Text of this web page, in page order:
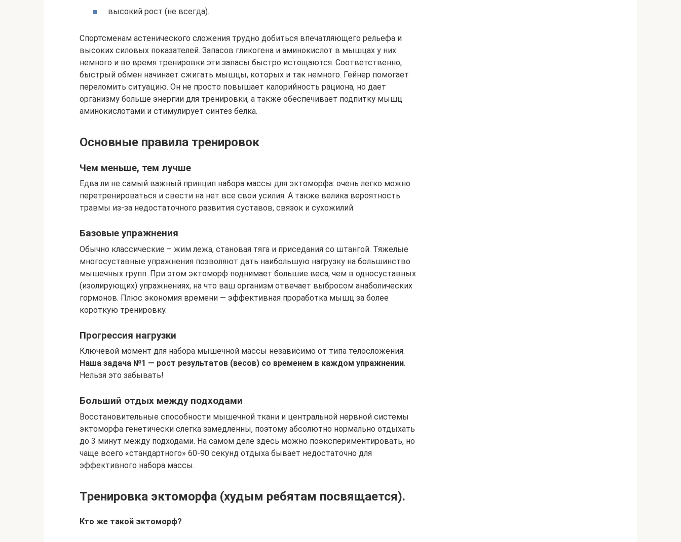
высокий рост (не всегда).
Спортсменам астенического сложения трудно добиться впечатляющего рельефа и
высоких силовых показателей. Запасов гликогена и аминокислот в мышцах у них
немного и во время тренировки эти запасы быстро истощаются. Соответственно,
быстрый обмен начинает сжигать мышцы, которых и так немного. Гейнер помогает
переломить ситуацию. Он не просто повышает калорийность рациона, но дает
организму больше энергии для тренировки, а также обеспечивает подпитку мышц
аминокислотами и стимулирует синтез белка.
Основные правила тренировок
Чем меньше, тем лучше
Едва ли не самый важный принцип набора массы для эктоморфа: очень легко можно
перетренироваться и свести на нет все свои усилия. А также велика вероятность
травмы из-за недостаточного развития суставов, связок и сухожилий.
Базовые упражнения
Обычно классические – жим лежа, становая тяга и приседания со штангой. Тяжелые
многосуставные упражнения позволяют дать наибольшую нагрузку на большинство
мышечных групп. При этом эктоморф поднимает большие веса, чем в односуставных
(изолирующих) упражнениях, на что ваш организм отвечает выбросом анаболических
гормонов. Плюс экономия времени — эффективная проработка мышц за более
короткую тренировку.
Прогрессия нагрузки
Ключевой момент для набора мышечной массы независимо от типа телосложения.
Наша задача №1 — рост результатов (весов) со временем в каждом упражнении.
Нельзя это забывать!
Больший отдых между подходами
Восстановительные способности мышечной ткани и центральной нервной системы
эктоморфа генетически слегка замедленны, поэтому абсолютно нормально отдыхать
до 3 минут между подходами. На самом деле здесь можно поэкспериментировать, но
чаще всего «стандартного» 60-90 секунд отдыха бывает недостаточно для
эффективного набора массы.
Тренировка эктоморфа (худым ребятам посвящается).
Кто же такой эктоморф?